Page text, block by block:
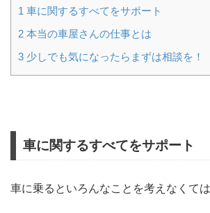
1 車に関するすべてをサポート
2 本当の車屋さんの仕事とは
3 少しでも気になったらまずは相談を！
車に関するすべてをサポート
車に乗るといろんなことを考えなくては